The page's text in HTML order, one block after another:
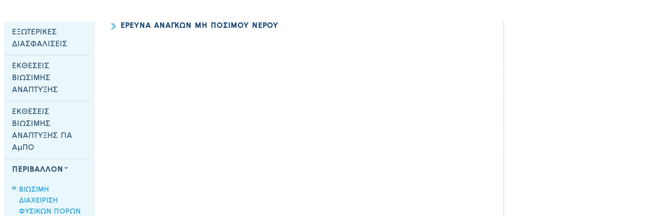
ΕΞΩΤΕΡΙΚΕΣ
ΔΙΑΣΦΑΛΙΣΕΙΣ
ΕΚΘΕΣΕΙΣ
ΒΙΩΣΙΜΗΣ
ΑΝΑΠΤΥΞΗΣ
ΕΚΘΕΣΕΙΣ
ΒΙΩΣΙΜΗΣ
ΑΝΑΠΤΥΞΗΣ ΓΙΑ
ΑμΠΟ
ΠΕΡΙΒΑΛΛΟΝ
ΒΙΩΣΙΜΗ
ΔΙΑΧΕΙΡΙΣΗ
ΦΥΣΙΚΩΝ ΠΟΡΩΝ
ΕΡΕΥΝΑ ΑΝΑΓΚΩΝ ΜΗ ΠΟΣΙΜΟΥ ΝΕΡΟΥ